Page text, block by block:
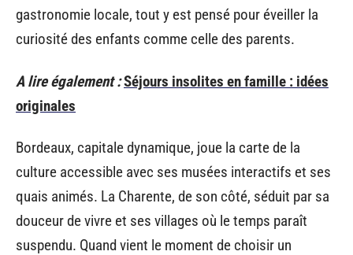
gastronomie locale, tout y est pensé pour éveiller la
curiosité des enfants comme celle des parents.
A lire également :Séjours insolites en famille : idées
originales
Bordeaux, capitale dynamique, joue la carte de la
culture accessible avec ses musées interactifs et ses
quais animés. La Charente, de son côté, séduit par sa
douceur de vivre et ses villages où le temps paraît
suspendu. Quand vient le moment de choisir un